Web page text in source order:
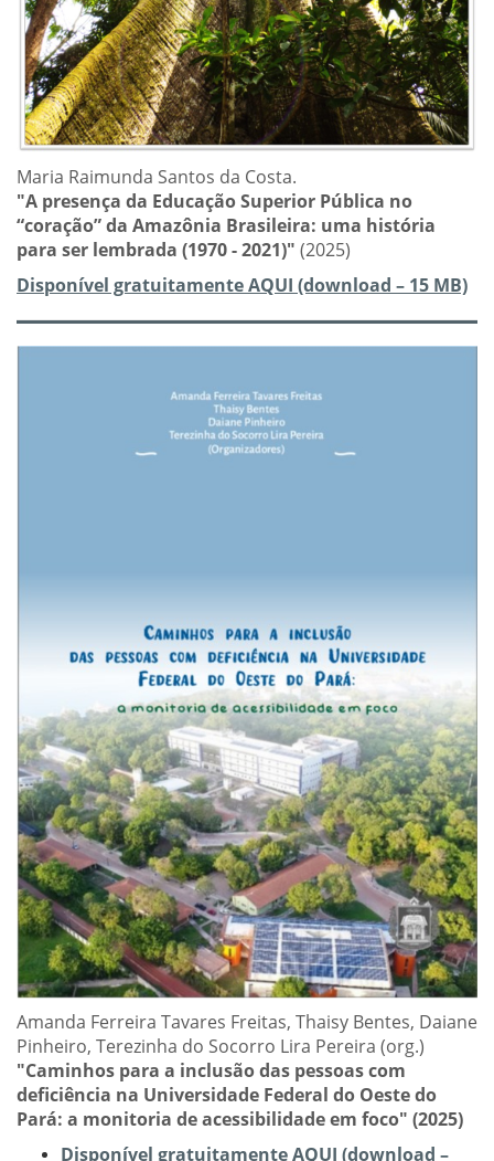
Maria Raimunda Santos da Costa.
"A presença da Educação Superior Pública no
“coração” da Amazônia Brasileira: uma história
para ser lembrada (1970 - 2021)" (2025)
Disponível gratuitamente AQUI (download – 15 MB)
Amanda Ferreira Tavares Freitas, Thaisy Bentes, Daiane
Pinheiro, Terezinha do Socorro Lira Pereira (org.)
"Caminhos para a inclusão das pessoas com
deficiência na Universidade Federal do Oeste do
Pará: a monitoria de acessibilidade em foco" (2025)
Disponível gratuitamente AQUI (download –